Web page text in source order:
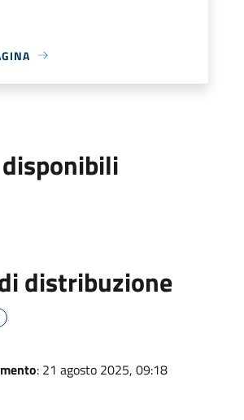
distribuzione
: 21 agosto 2025, 09:18